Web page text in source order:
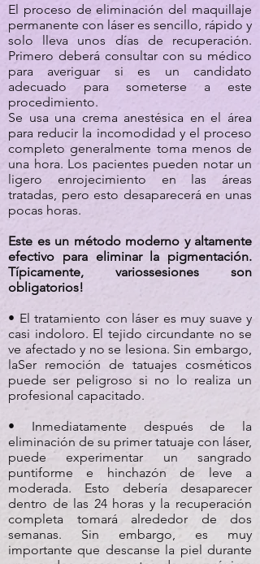
El proceso de eliminación del maquillaje
permanente con láser es sencillo, rápido y
solo lleva unos días de recuperación.
Primero deberá consultar con su médico
para averiguar si es un candidato
adecuado para someterse a este
procedimiento.
Se usa una crema anestésica en el área
para reducir la incomodidad y el proceso
completo generalmente toma menos de
una hora. Los pacientes pueden notar un
ligero enrojecimiento en las áreas
tratadas, pero esto desaparecerá en unas
pocas horas.
Este es un método moderno y altamente
efectivo para eliminar la pigmentación.
Típicamente, variossesiones son
obligatorios!
• El tratamiento con láser es muy suave y
casi indoloro. El tejido circundante no se
ve afectado y no se lesiona. Sin embargo,
laSer remoción de tatuajes cosméticos
puede ser peligroso si no lo realiza un
profesional capacitado.
• Inmediatamente después de la
eliminación de su primer tatuaje con láser,
puede experimentar un sangrado
puntiforme e hinchazón de leve a
moderada. Esto debería desaparecer
dentro de las 24 horas y la recuperación
completa tomará alrededor de dos
semanas. Sin embargo, es muy
importante que descanse la piel durante